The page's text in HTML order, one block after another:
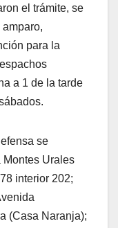
el trámite, se
para la
a 1 de la tarde
se
Montes Urales
interior 202;
(Casa Naranja);